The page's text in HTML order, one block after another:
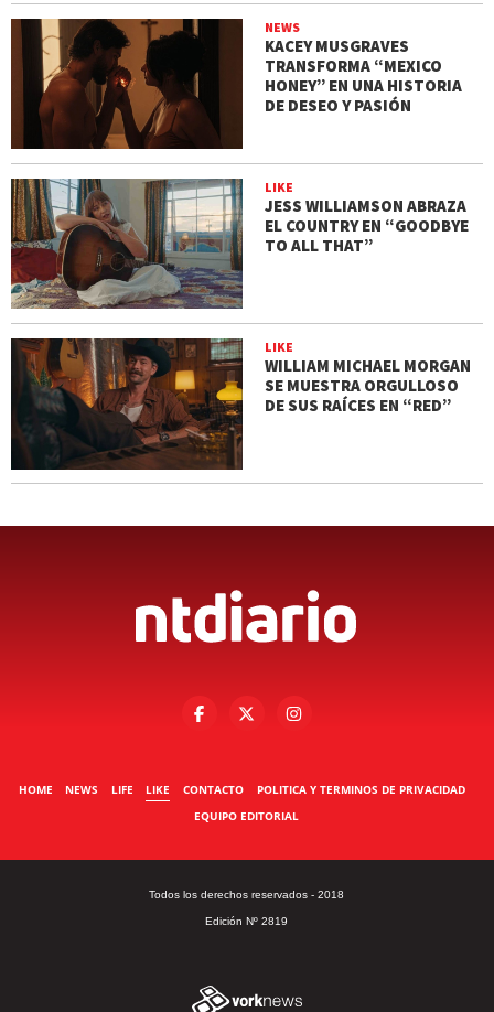
NEWS
KACEY MUSGRAVES
TRANSFORMA “MEXICO
HONEY” EN UNA HISTORIA
DE DESEO Y PASIÓN
LIKE
JESS WILLIAMSON ABRAZA
EL COUNTRY EN “GOODBYE
TO ALL THAT”
LIKE
WILLIAM MICHAEL MORGAN
SE MUESTRA ORGULLOSO
DE SUS RAÍCES EN “RED”
HOME NEWS LIFE LIKE CONTACTO
POLITICA Y TERMINOS DE PRIVACIDAD
EQUIPO EDITORIAL
Todos los derechos reservados - 2018
Edición Nº 2819